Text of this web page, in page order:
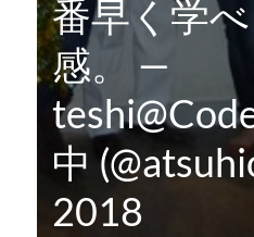
番早く学
感。 —
中
2018